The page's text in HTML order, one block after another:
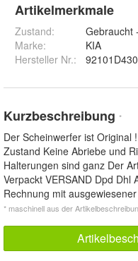
Artikelmerkmale
Zustand:
Gebraucht
Marke:
KIA
Hersteller Nr.:
Kurzbeschreibung *
Der Scheinwerfer ist Original
Zustand Keine Abriebe und
Halterungen sind ganz Der
Verpackt VERSAND Dpd Dhl
Rechnung mit
* maschinell aus der